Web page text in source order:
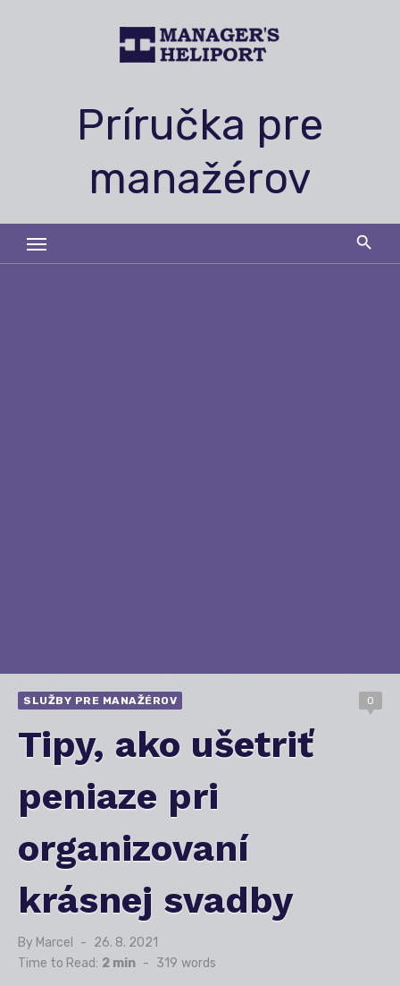
Príručka pre
manažérov
SLUŽBY PRE MANAŽÉROV 0
Tipy, ako ušetriť
peniaze pri
organizovaní
krásnej svadby
By Marcel
Posted
on
26. 8. 2021
Time to Read: 2 min - 319 words